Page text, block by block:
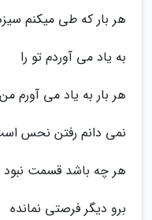
هر بار که طی میکنم
به یاد می آوردم تو را
هر بار به یاد می آورم
نمی دانم رفتن نحس
هر چه باشد قسمت
برو دیگر فرصتی نمانده